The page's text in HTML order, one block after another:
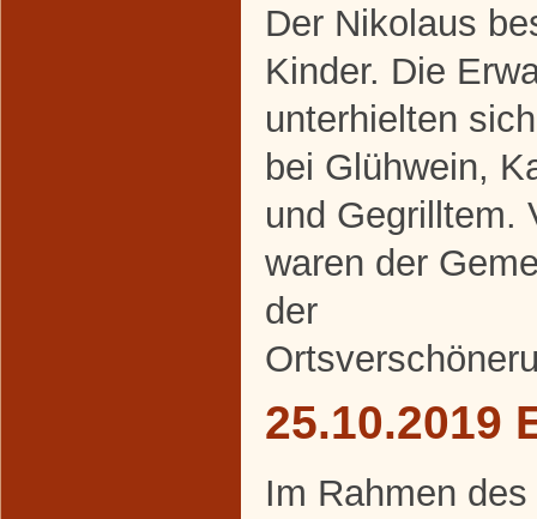
Der Nikolaus
Kinder. Die
unterhielten
bei Glühwein,
und Gegrilltem.
waren der
der
25.10.2019
Im Rahmen